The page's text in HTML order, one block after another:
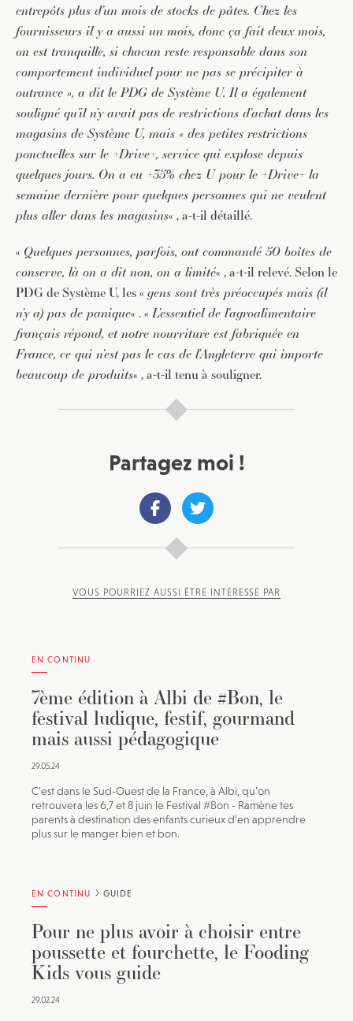
entrepôts plus d’un mois de stocks de pâtes. Chez les
fournisseurs il y a aussi un mois, donc ça fait deux mois,
on est tranquille, si chacun reste responsable dans son
comportement individuel pour ne pas se précipiter à
outrance », a dit le PDG de Système U. Il a également
souligné qu’il n’y avait pas de restrictions d’achat dans les
magasins de Système U, mais « des petites restrictions
ponctuelles sur le +Drive+, service qui explose depuis
quelques jours. On a eu +35% chez U pour le +Drive+ la
semaine dernière pour quelques personnes qui ne veulent
plus aller dans les magasins« , a-t-il détaillé.
« Quelques personnes, parfois, ont commandé 50 boîtes de
conserve, là on a dit non, on a limité« , a-t-il relevé. Selon le
PDG de Système U, les « gens sont très préoccupés mais (il
n’y a) pas de panique« . «L’essentiel de l’agroalimentaire
français répond, et notre nourriture est fabriquée en
France, ce qui n’est pas le cas de l’Angleterre qui importe
beaucoup de produits« , a-t-il tenu à souligner.
Partagez moi !
VOUS POURRIEZ AUSSI ÊTRE INTÉRESSÉ PAR
EN CONTINU
7ème édition à Albi de #Bon, le
festival ludique, festif, gourmand
mais aussi pédagogique
29.05.24
C’est dans le Sud-Ouest de la France, à Albi, qu’on
retrouvera les 6,7 et 8 juin le Festival #Bon - Ramène tes
parents à destination des enfants curieux d’en apprendre
plus sur le manger bien et bon.
EN CONTINU GUIDE
Pour ne plus avoir à choisir entre
poussette et fourchette, le Fooding
Kids vous guide
29.02.24